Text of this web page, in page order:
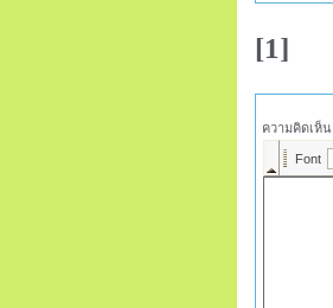
[1]
ความคิดเห็น